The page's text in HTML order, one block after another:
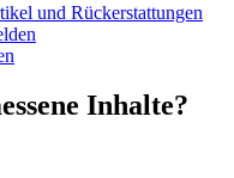
und Rückerstattungen
Inhalte?